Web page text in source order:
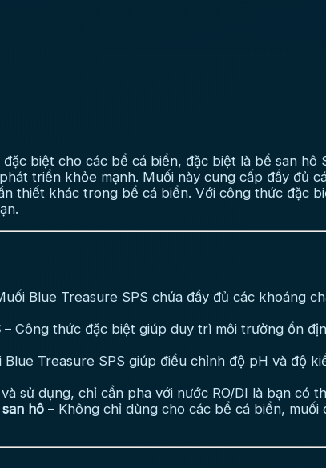
biệt cho các bể cá biển, đặc biệt là bể san
triển khỏe mạnh. Muối này cung cấp đầy đủ
thiết khác trong bể cá biển. Với công thức đặc
Blue Treasure SPS chứa đầy đủ các khoáng
– Công thức đặc biệt giúp duy trì môi trường ổn
Blue Treasure SPS giúp điều chỉnh độ pH và độ
sử dụng, chỉ cần pha với nước RO/DI là bạn có
hô – Không chỉ dùng cho các bể cá biển,